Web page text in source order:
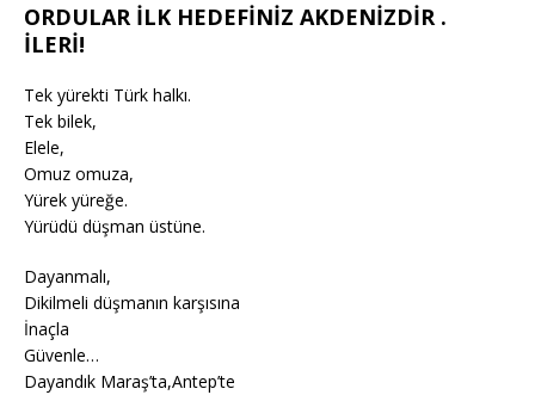
ORDULAR İLK HEDEFİNİZ AKDENİZDİR .
İLERİ!
Tek yürekti Türk halkı.
Tek bilek,
Elele,
Omuz omuza,
Yürek yüreğe.
Yürüdü düşman üstüne.
Dayanmalı,
Dikilmeli düşmanın karşısına
İnaçla
Güvenle…
Dayandık Maraş’ta,Antep’te